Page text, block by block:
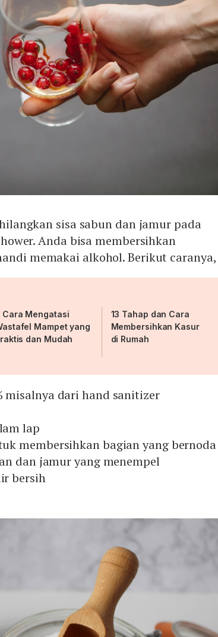
sisa sabun dan jamur pada
Anda bisa membersihkan
memakai alkohol. Berikut caranya,
Cara Mengatasi
Mampet yang
dan Mudah
13 Tahap dan Cara
Membersihkan Kasur
di Rumah
misalnya dari hand sanitizer
lap
membersihkan bagian yang bernoda
dan jamur yang menempel
bersih